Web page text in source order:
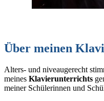
Über meinen
Alters- und niveaugerecht
meines Klavierunterrichts
meiner Schülerinnen und